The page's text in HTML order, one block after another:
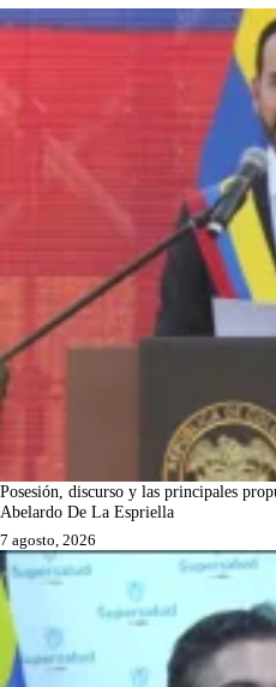
Posesión, discurso y las principales
Abelardo De La Espriella
7 agosto, 2026